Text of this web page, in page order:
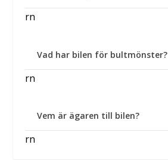
rn
Vad har bilen för bultmönster?
rn
Vem är ägaren till bilen?
rn